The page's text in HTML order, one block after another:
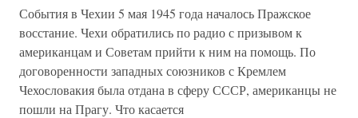
События в Чехии 5 мая 1945 года началось Пражское
восстание. Чехи обратились по радио с призывом к
американцам и Советам прийти к ним на помощь. По
договоренности западных союзников с Кремлем
Чехословакия была отдана в сферу СССР, американцы не
пошли на Прагу. Что касается